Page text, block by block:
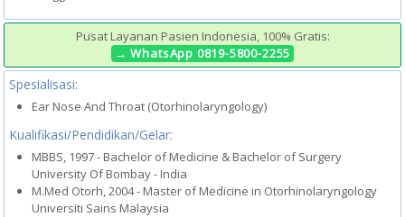
Pusat Layanan Pasien Indonesia, 100% Gratis:
→ WhatsApp 0819-5800-2255
Spesialisasi:
Ear Nose And Throat (Otorhinolaryngology)
Kualifikasi/Pendidikan/Gelar:
MBBS, 1997 - Bachelor of Medicine & Bachelor of Surgery
University Of Bombay - India
M.Med Otorh, 2004 - Master of Medicine in Otorhinolaryngology
Universiti Sains Malaysia